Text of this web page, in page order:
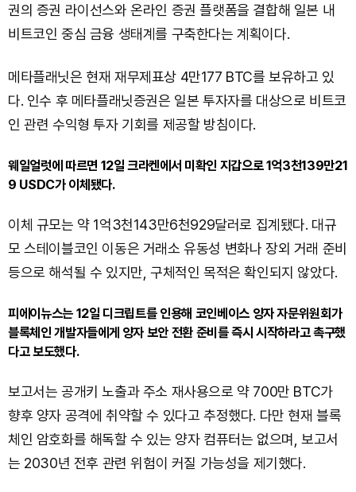
권의 증권 라이선스와 온라인 증권 플랫폼을 결합해 일본 내
비트코인 중심 금융 생태계를 구축한다는 계획이다.
메타플래닛은 현재 재무제표상 4만177 BTC를 보유하고 있
다. 인수 후 메타플래닛증권은 일본 투자자를 대상으로 비트코
인 관련 수익형 투자 기회를 제공할 방침이다.
웨일얼럿에 따르면 12일 크라켄에서 미확인 지갑으로 1억3천139만21
9 USDC가 이체됐다.
이체 규모는 약 1억3천143만6천929달러로 집계됐다. 대규
모 스테이블코인 이동은 거래소 유동성 변화나 장외 거래 준비
등으로 해석될 수 있지만, 구체적인 목적은 확인되지 않았다.
피에이뉴스는 12일 디크립트를 인용해 코인베이스 양자 자문위원회가
블록체인 개발자들에게 양자 보안 전환 준비를 즉시 시작하라고 촉구했
다고 보도했다.
보고서는 공개키 노출과 주소 재사용으로 약 700만 BTC가
향후 양자 공격에 취약할 수 있다고 추정했다. 다만 현재 블록
체인 암호화를 해독할 수 있는 양자 컴퓨터는 없으며, 보고서
는 2030년 전후 관련 위험이 커질 가능성을 제기했다.